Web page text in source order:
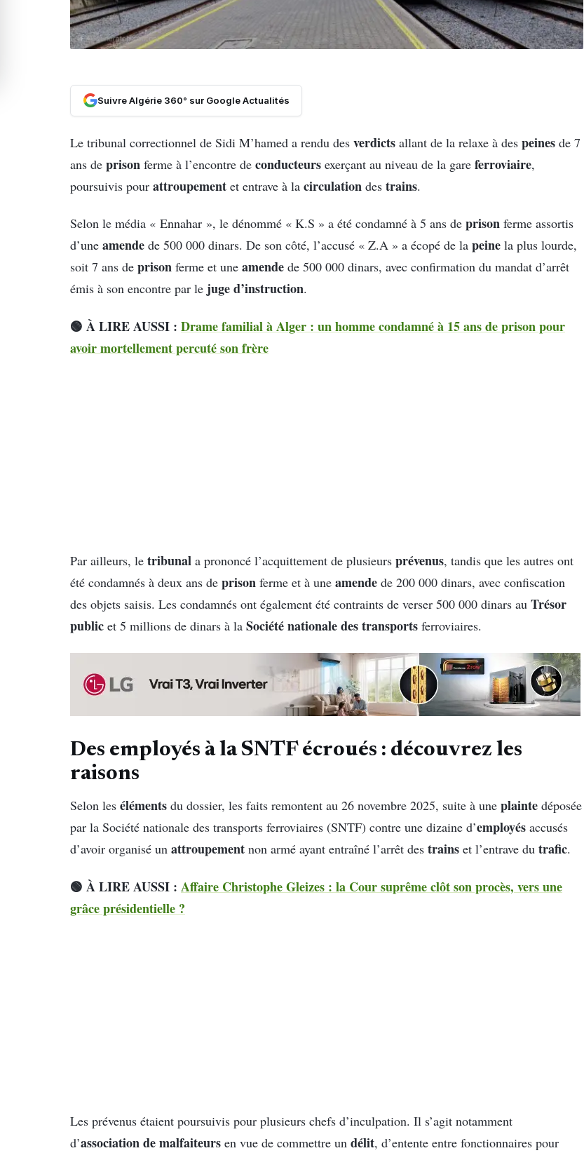
Suivre Algérie 360° sur Google Actualités
Le tribunal correctionnel de Sidi M’hamed a rendu des verdicts allant de la relaxe à des peines de 7
ans de prison ferme à l’encontre de conducteurs exerçant au niveau de la gare ferroviaire,
poursuivis pour attroupement et entrave à la circulation des trains.
Selon le média « Ennahar », le dénommé « K.S » a été condamné à 5 ans de prison ferme assortis
d’une amende de 500 000 dinars. De son côté, l’accusé « Z.A » a écopé de la peine la plus lourde,
soit 7 ans de prison ferme et une amende de 500 000 dinars, avec confirmation du mandat d’arrêt
émis à son encontre par le juge d’instruction.
🟢 À LIRE AUSSI : Drame familial à Alger : un homme condamné à 15 ans de prison pour
avoir mortellement percuté son frère
Par ailleurs, le tribunal a prononcé l’acquittement de plusieurs prévenus, tandis que les autres ont
été condamnés à deux ans de prison ferme et à une amende de 200 000 dinars, avec confiscation
des objets saisis. Les condamnés ont également été contraints de verser 500 000 dinars au Trésor
public et 5 millions de dinars à la Société nationale des transports ferroviaires.
Des employés à la SNTF écroués : découvrez les
raisons
Selon les éléments du dossier, les faits remontent au 26 novembre 2025, suite à une plainte déposée
par la Société nationale des transports ferroviaires (SNTF) contre une dizaine d’employés accusés
d’avoir organisé un attroupement non armé ayant entraîné l’arrêt des trains et l’entrave du trafic.
🟢 À LIRE AUSSI : Affaire Christophe Gleizes : la Cour suprême clôt son procès, vers une
grâce présidentielle ?
Les prévenus étaient poursuivis pour plusieurs chefs d’inculpation. Il s’agit notamment
d’association de malfaiteurs en vue de commettre un délit, d’entente entre fonctionnaires pour